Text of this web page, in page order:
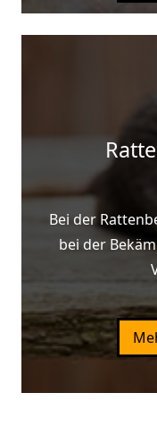
Bei der
bei der